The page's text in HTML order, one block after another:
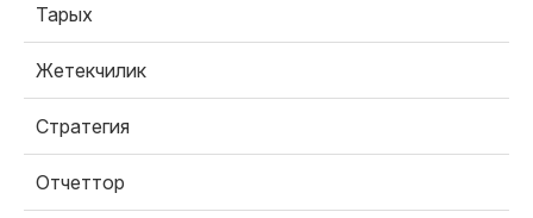
Тарых
Жетекчилик
Стратегия
Отчеттор